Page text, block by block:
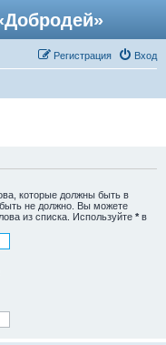
Вход
Регистрация
которые должны быть в
быть не должно. Вы можете
из списка. Используйте * в